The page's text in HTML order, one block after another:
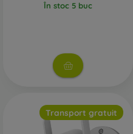
Vedere nocturnă
– nu
atenție deschiderii
f/x (de exemplu, f/
Modul de transmisie a
dar totodată foarte
În stoc 5 buc
Transport gratuit